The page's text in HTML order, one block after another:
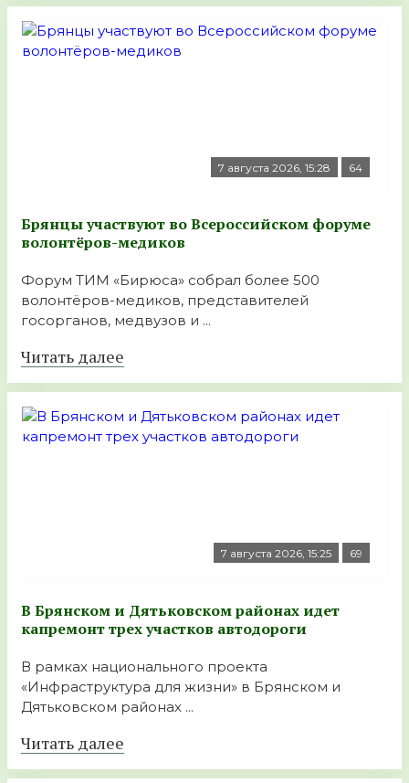
7 августа 2026, 15:28 64
Брянцы участвуют во Всероссийском форуме
волонтёров-медиков
Форум ТИМ «Бирюса» собрал более 500
волонтёров-медиков, представителей
госорганов, медвузов и ...
Читать далее
7 августа 2026, 15:25 69
В Брянском и Дятьковском районах идет
капремонт трех участков автодороги
В рамках национального проекта
«Инфраструктура для жизни» в Брянском и
Дятьковском районах ...
Читать далее